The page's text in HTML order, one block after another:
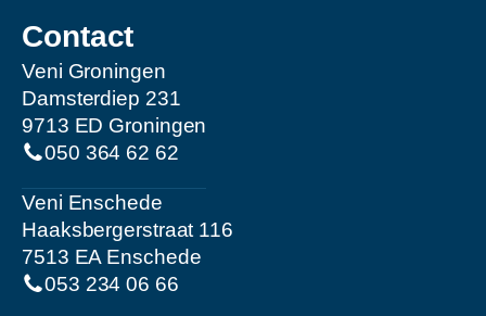
Contact
Veni Groningen
Damsterdiep 231
9713 ED Groningen
050 364 62 62
Veni Enschede
Haaksbergerstraat 116
7513 EA Enschede
053 234 06 66